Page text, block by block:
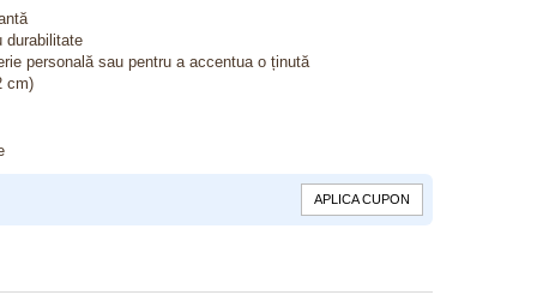
durabilitate
personală sau pentru a accentua o ținută
cm)
APLICA CUPON